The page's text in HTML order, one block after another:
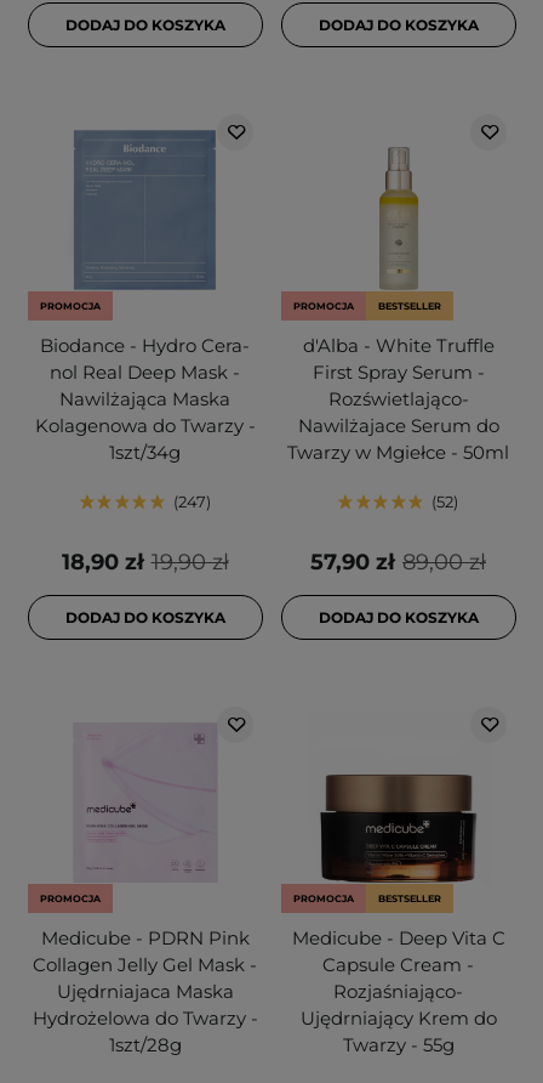
DODAJ DO KOSZYKA DODAJ DO KOSZYKA
PROMOCJA
Biodance - Hydro Cera-
nol Real Deep Mask -
Nawilżająca Maska
Kolagenowa do Twarzy -
1szt/34g
247
19,90 zł
18,90 zł
DODAJ DO KOSZYKA
PROMOCJA BESTSELLER
d'Alba - White Truffle
First Spray Serum -
Rozświetlająco-
Nawilżajace Serum do
Twarzy w Mgiełce - 50ml
52
89,00 zł
57,90 zł
DODAJ DO KOSZYKA
PROMOCJA
Medicube - PDRN Pink
Collagen Jelly Gel Mask -
Ujędrniajaca Maska
Hydrożelowa do Twarzy -
1szt/28g
PROMOCJA BESTSELLER
Medicube - Deep Vita C
Capsule Cream -
Rozjaśniająco-
Ujędrniający Krem do
Twarzy - 55g